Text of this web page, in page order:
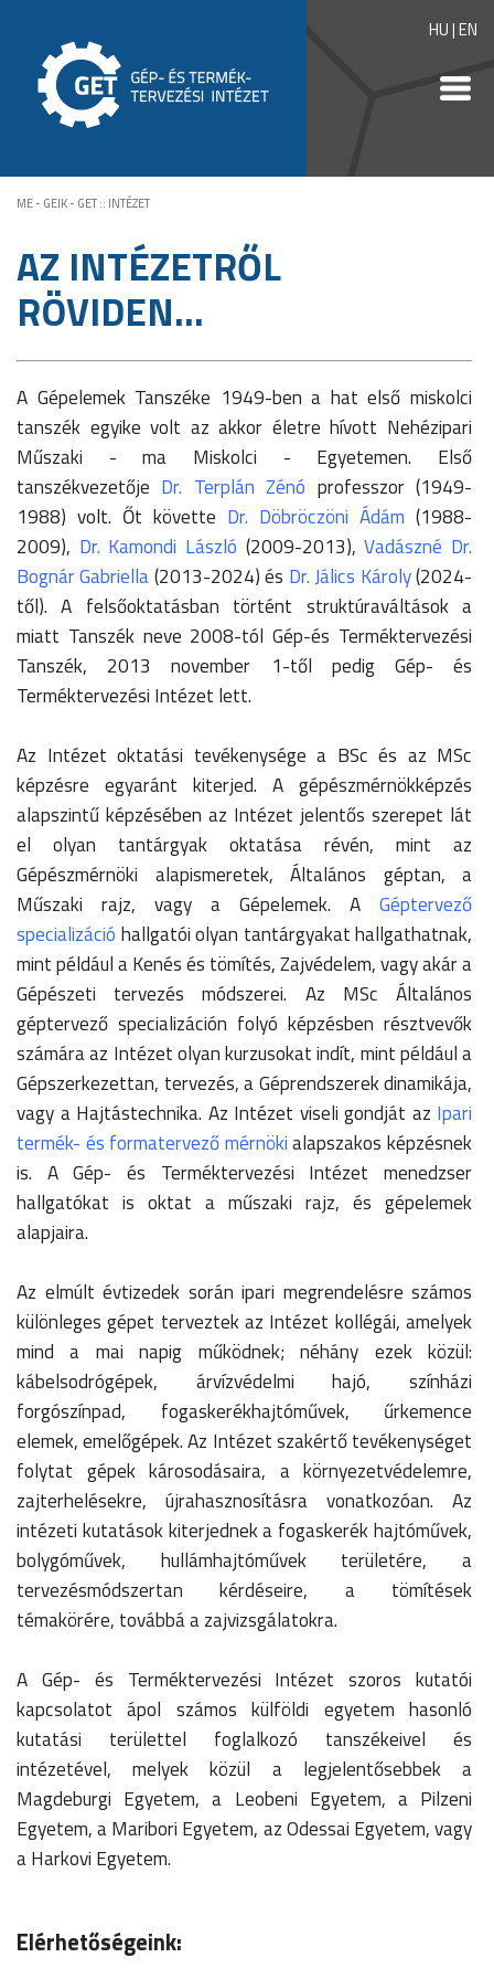
HU|EN
ME - GEIK - GET:: INTÉZET
AZ INTÉZETRŐL
RÖVIDEN...
A Gépelemek Tanszéke 1949-ben a hat első miskolci
tanszék egyike volt az akkor életre hívott Nehézipari
Műszaki - ma Miskolci - Egyetemen. Első
tanszékvezetője Dr. Terplán Zénó professzor (1949-
1988) volt. Őt követte Dr. Döbröczöni Ádám (1988-
2009), Dr. Kamondi László (2009-2013),Vadászné Dr.
Bognár Gabriella(2013-2024) és Dr. Jálics Károly(2024-
től). A felsőoktatásban történt struktúraváltások a
miatt Tanszék neve 2008-tól Gép-és Terméktervezési
Tanszék, 2013 november 1-től pedig Gép- és
Terméktervezési Intézet lett.
Az Intézet oktatási tevékenysége a BSc és az MSc
képzésre egyaránt kiterjed. A gépészmérnökképzés
alapszintű képzésében az Intézet jelentős szerepet lát
el olyan tantárgyak oktatása révén, mint az
Gépészmérnöki alapismeretek, Általános géptan, a
Műszaki rajz, vagy a Gépelemek. A Géptervező
specializáció hallgatói olyan tantárgyakat hallgathatnak,
mint például a Kenés és tömítés, Zajvédelem, vagy akár a
Gépészeti tervezés módszerei. Az MSc Általános
géptervező specializáción folyó képzésben résztvevők
számára az Intézet olyan kurzusokat indít, mint például a
Gépszerkezettan, tervezés, a Géprendszerek dinamikája,
vagy a Hajtástechnika. Az Intézet viseli gondját az Ipari
termék- és formatervező mérnökialapszakos képzésnek
is. A Gép- és Terméktervezési Intézet menedzser
hallgatókat is oktat a műszaki rajz, és gépelemek
alapjaira.
Az elmúlt évtizedek során ipari megrendelésre számos
különleges gépet terveztek az Intézet kollégái, amelyek
mind a mai napig működnek; néhány ezek közül:
kábelsodrógépek, árvízvédelmi hajó, színházi
forgószínpad, fogaskerékhajtóművek, űrkemence
elemek, emelőgépek. Az Intézet szakértő tevékenységet
folytat gépek károsodásaira, a környezetvédelemre,
zajterhelésekre, újrahasznosításra vonatkozóan. Az
intézeti kutatások kiterjednek a fogaskerék hajtóművek,
bolygóművek, hullámhajtóművek területére, a
tervezésmódszertan kérdéseire, a tömítések
témakörére, továbbá a zajvizsgálatokra.
A Gép- és Terméktervezési Intézet szoros kutatói
kapcsolatot ápol számos külföldi egyetem hasonló
kutatási területtel foglalkozó tanszékeivel és
intézetével, melyek közül a legjelentősebbek a
Magdeburgi Egyetem, a Leobeni Egyetem, a Pilzeni
Egyetem, a Maribori Egyetem, az Odessai Egyetem, vagy
a Harkovi Egyetem.
Elérhetőségeink: